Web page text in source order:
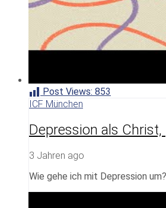
Post Views: 853
ICF München
Depression als
3 Jahren ago
Wie gehe ich mit Depression